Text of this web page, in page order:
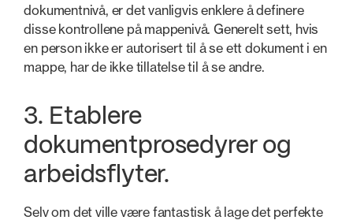
dokumentnivå, er det vanligvis enklere å definere
disse kontrollene på mappenivå. Generelt sett, hvis
en person ikke er autorisert til å se ett dokument i en
mappe, har de ikke tillatelse til å se andre.
3. Etablere
dokumentprosedyrer og
arbeidsflyter.
Selv om det ville være fantastisk å lage det perfekte